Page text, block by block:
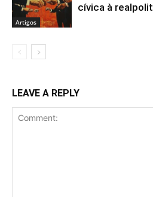
Artigos
cívica à
LEAVE A REPLY